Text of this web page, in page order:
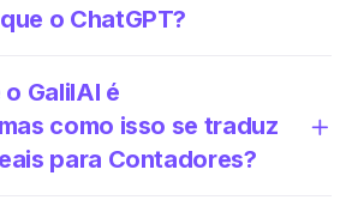
o ChatGPT?
GalilAI é
como isso se traduz
para Contadores?